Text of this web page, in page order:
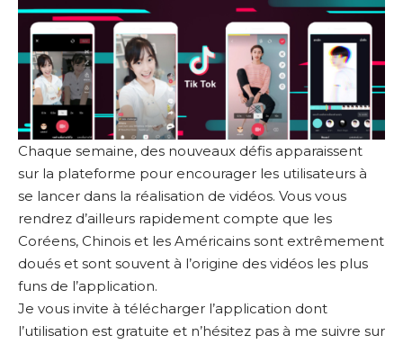
Chaque semaine, des nouveaux défis apparaissent
sur la plateforme pour encourager les utilisateurs à
se lancer dans la réalisation de vidéos. Vous vous
rendrez d’ailleurs rapidement compte que les
Coréens, Chinois et les Américains sont extrêmement
doués et sont souvent à l’origine des vidéos les plus
funs de l’application.
Je vous invite à télécharger l’application dont
l’utilisation est gratuite et n’hésitez pas à me suivre sur